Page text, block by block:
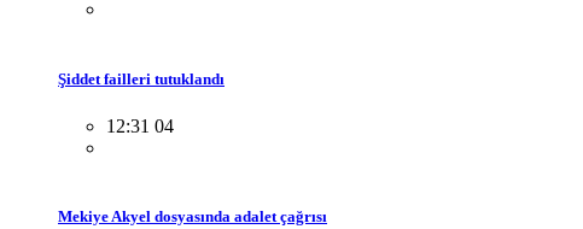
Şiddet failleri tutuklandı
12:31 04
Mekiye Akyel dosyasında adalet çağrısı